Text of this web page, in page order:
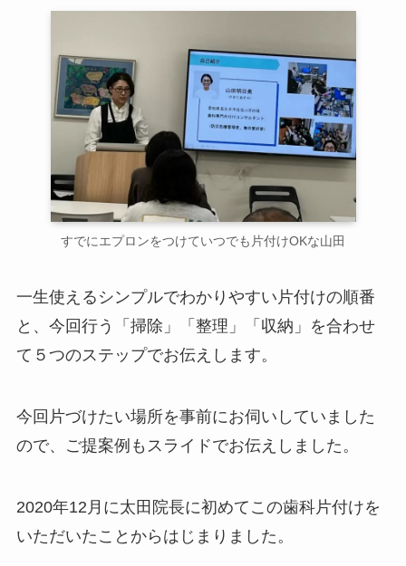
すでにエプロンをつけていつでも片付けOKな山田
一生使えるシンプルでわかりやすい片付けの順番
と、今回行う「掃除」「整理」「収納」を合わせ
て５つのステップでお伝えします。
今回片づけたい場所を事前にお伺いしていました
ので、ご提案例もスライドでお伝えしました。
2020年12月に太田院長に初めてこの歯科片付けを
いただいたことからはじまりました。